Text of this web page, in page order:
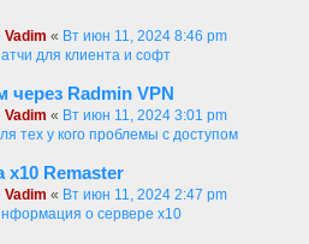
Vadim « Вт июн 11, 2024 8:46 pm
для клиента и софт
через Radmin VPN
Vadim « Вт июн 11, 2024 3:01 pm
тех у кого проблемы с доступом
х10 Remaster
Vadim « Вт июн 11, 2024 2:47 pm
о сервере x10